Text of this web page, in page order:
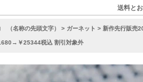
送料と
（名称の先頭文字） > ガーネット > 新作先行販売
￥25344税込 割引対象外